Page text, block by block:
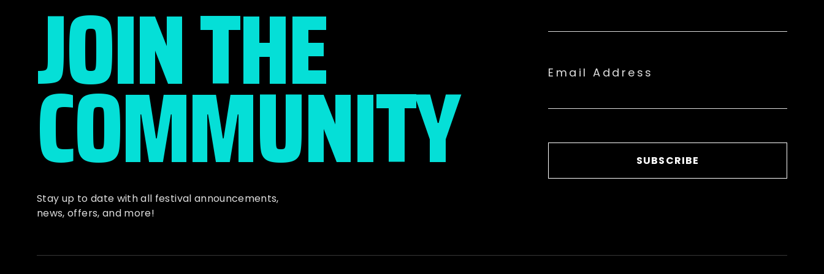
JOIN THE
COMMUNITY
Stay up to date with all festival announcements,
news, offers, and more!
Email Address
SUBSCRIBE